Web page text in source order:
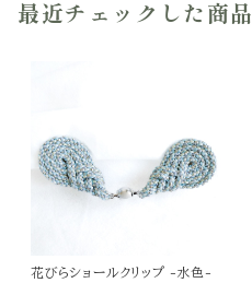
最近チェックした商品
花びらショールクリップ -水色-